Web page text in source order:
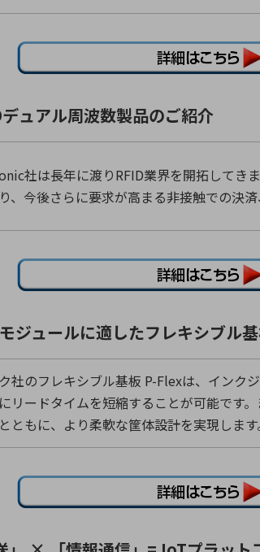
ュアル周波数製品のご紹介
社は長年に渡りRFID業界を開拓してき
、今後さらに要求が高まる非接触での決
ジュールに適したフレキシブル
社のフレキシブル基板 P-Flexは、インク
リードタイムを短縮することが可能です
ともに、より柔軟な筐体設計を実現します